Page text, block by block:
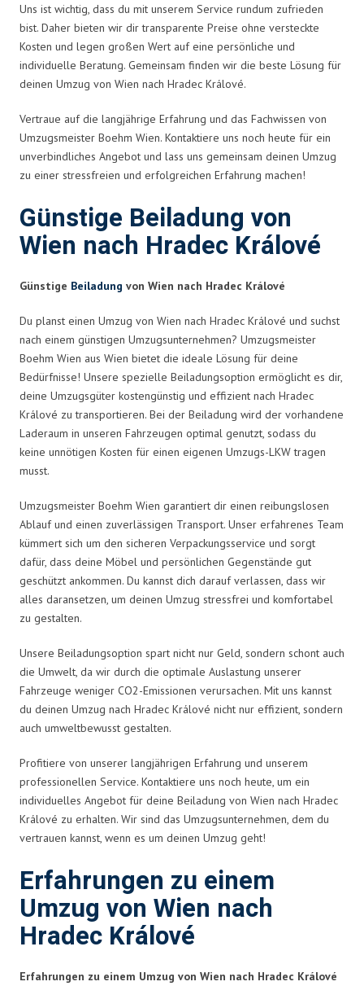
Uns ist wichtig, dass du mit unserem Service rundum zufrieden
bist. Daher bieten wir dir transparente Preise ohne versteckte
Kosten und legen großen Wert auf eine persönliche und
individuelle Beratung. Gemeinsam finden wir die beste Lösung für
deinen Umzug von Wien nach Hradec Králové.
Vertraue auf die langjährige Erfahrung und das Fachwissen von
Umzugsmeister Boehm Wien. Kontaktiere uns noch heute für ein
unverbindliches Angebot und lass uns gemeinsam deinen Umzug
zu einer stressfreien und erfolgreichen Erfahrung machen!
Günstige Beiladung von
Wien nach Hradec Králové
Günstige Beiladung von Wien nach Hradec Králové
Du planst einen Umzug von Wien nach Hradec Králové und suchst
nach einem günstigen Umzugsunternehmen? Umzugsmeister
Boehm Wien aus Wien bietet die ideale Lösung für deine
Bedürfnisse! Unsere spezielle Beiladungsoption ermöglicht es dir,
deine Umzugsgüter kostengünstig und effizient nach Hradec
Králové zu transportieren. Bei der Beiladung wird der vorhandene
Laderaum in unseren Fahrzeugen optimal genutzt, sodass du
keine unnötigen Kosten für einen eigenen Umzugs-LKW tragen
musst.
Umzugsmeister Boehm Wien garantiert dir einen reibungslosen
Ablauf und einen zuverlässigen Transport. Unser erfahrenes Team
kümmert sich um den sicheren Verpackungsservice und sorgt
dafür, dass deine Möbel und persönlichen Gegenstände gut
geschützt ankommen. Du kannst dich darauf verlassen, dass wir
alles daransetzen, um deinen Umzug stressfrei und komfortabel
zu gestalten.
Unsere Beiladungsoption spart nicht nur Geld, sondern schont auch
die Umwelt, da wir durch die optimale Auslastung unserer
Fahrzeuge weniger CO2-Emissionen verursachen. Mit uns kannst
du deinen Umzug nach Hradec Králové nicht nur effizient, sondern
auch umweltbewusst gestalten.
Profitiere von unserer langjährigen Erfahrung und unserem
professionellen Service. Kontaktiere uns noch heute, um ein
individuelles Angebot für deine Beiladung von Wien nach Hradec
Králové zu erhalten. Wir sind das Umzugsunternehmen, dem du
vertrauen kannst, wenn es um deinen Umzug geht!
Erfahrungen zu einem
Umzug von Wien nach
Hradec Králové
Erfahrungen zu einem Umzug von Wien nach Hradec Králové